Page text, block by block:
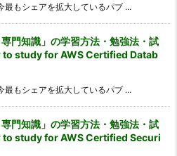
もシェアを拡大しているパブ ...
専門知識」の学習方法・勉強法・試
to study for AWS Certified Datab
もシェアを拡大しているパブ ...
専門知識」の学習方法・勉強法・試
to study for AWS Certified Securi